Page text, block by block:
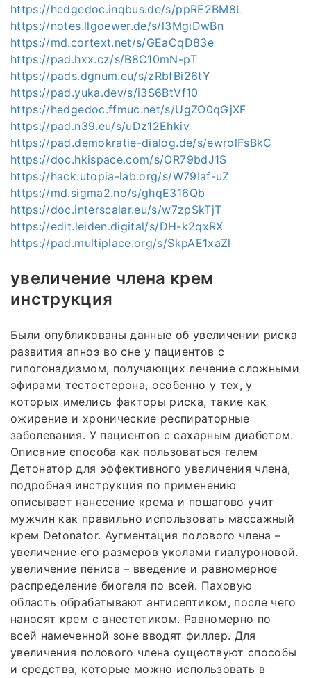
https://hedgedoc.inqbus.de/s/ppRE2BM8L
https://notes.llgoewer.de/s/l3MgiDwBn
https://md.cortext.net/s/GEaCqD83e
https://pad.hxx.cz/s/B8C10mN-pT
https://pads.dgnum.eu/s/zRbfBi26tY
https://pad.yuka.dev/s/i3S6BtVf10
https://hedgedoc.ffmuc.net/s/UgZO0qGjXF
https://pad.n39.eu/s/uDz12Ehkiv
https://pad.demokratie-dialog.de/s/ewrolFsBkC
https://doc.hkispace.com/s/OR79bdJ1S
https://hack.utopia-lab.org/s/W79Iaf-uZ
https://md.sigma2.no/s/ghqE316Qb
https://doc.interscalar.eu/s/w7zpSkTjT
https://edit.leiden.digital/s/DH-k2qxRX
https://pad.multiplace.org/s/SkpAE1xaZl
увеличение члена крем
инструкция
Были опубликованы данные об увеличении риска
развития апноэ во сне у пациентов с
гипогонадизмом, получающих лечение сложными
эфирами тестостерона, особенно у тех, у
которых имелись факторы риска, такие как
ожирение и хронические респираторные
заболевания. У пациентов с сахарным диабетом.
Описание способа как пользоваться гелем
Детонатор для эффективного увеличения члена,
подробная инструкция по применению
описывает нанесение крема и пошагово учит
мужчин как правильно использовать массажный
крем Detonator. Аугментация полового члена –
увеличение его размеров уколами гиалуроновой.
увеличение пениса – введение и равномерное
распределение биогеля по всей. Паховую
область обрабатывают антисептиком, после чего
наносят крем с анестетиком. Равномерно по
всей намеченной зоне вводят филлер. Для
увеличения полового члена существуют способы
и средства, которые можно использовать в